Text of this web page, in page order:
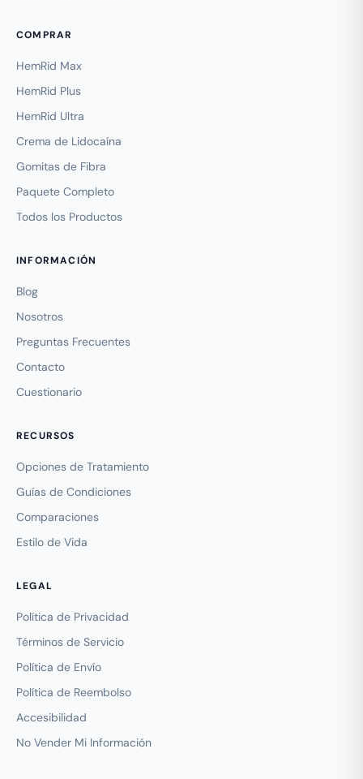
COMPRAR
HemRid Max
HemRid Plus
HemRid Ultra
Crema de Lidocaína
Gomitas de Fibra
Paquete Completo
Todos los Productos
INFORMACIÓN
Blog
Nosotros
Preguntas Frecuentes
Contacto
Cuestionario
RECURSOS
Opciones de Tratamiento
Guías de Condiciones
Comparaciones
Estilo de Vida
LEGAL
Política de Privacidad
Términos de Servicio
Política de Envío
Política de Reembolso
Accesibilidad
No Vender Mi Información